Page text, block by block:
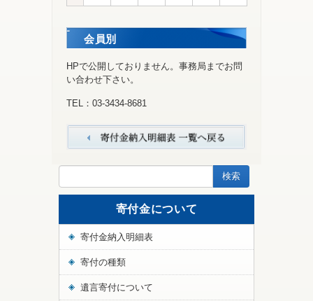
会員別
HPで公開しておりません。事務局までお問
い合わせ下さい。
TEL：03-3434-8681
寄付金について
寄付金納入明細表
寄付の種類
遺言寄付について